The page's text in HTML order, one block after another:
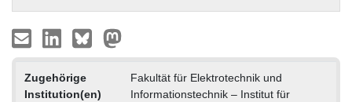
Zugehörige
Institution(en)
Fakultät für Elektrotechnik und
Informationstechnik – Institut für